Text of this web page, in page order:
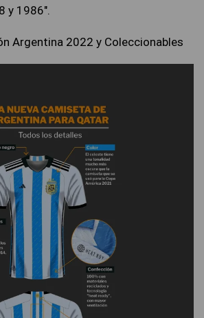
y 1986″.
Argentina 2022 y Coleccionables